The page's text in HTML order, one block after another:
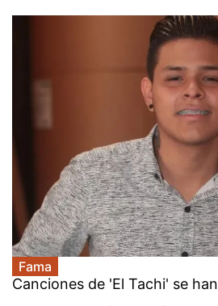
Fama
Canciones de 'El Tachi' se